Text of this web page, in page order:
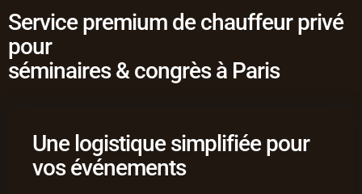
Service premium de chauffeur privé
pour
séminaires & congrès à Paris
Une logistique simplifiée pour
vos événements